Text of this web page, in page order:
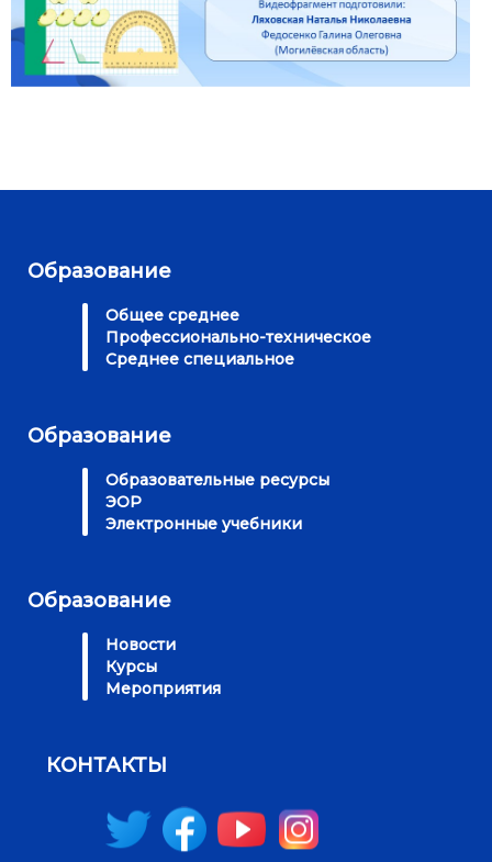
Образование
Общее среднее
Профессионально-техническое
Среднее специальное
Образование
Образовательные ресурсы
ЭОР
Электронные учебники
Образование
Новости
Курсы
Мероприятия
КОНТАКТЫ